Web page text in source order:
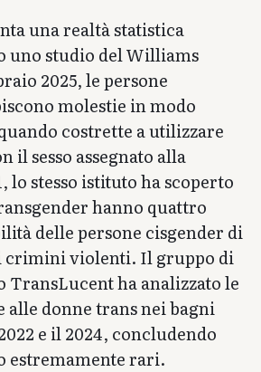
una realtà statistica
uno studio del Williams
2025, le persone
molestie in modo
costrette a utilizzare
il sesso assegnato alla
lo stesso istituto ha scoperto
hanno quattro
delle persone cisgender di
crimini violenti. Il gruppo di
TransLucent ha analizzato le
alle donne trans nei bagni
e il 2024, concludendo
estremamente rari.